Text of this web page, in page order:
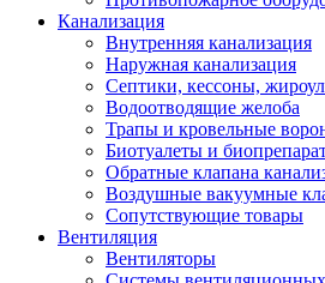
Канализация
Внутренняя канализация
Наружная канализация
Септики, кессоны,
Водоотводящие желоба
Трапы и кровельные
Биотуалеты и
Обратные клапана
Воздушные вакуумные
Сопутствующие товары
Вентиляция
Вентиляторы